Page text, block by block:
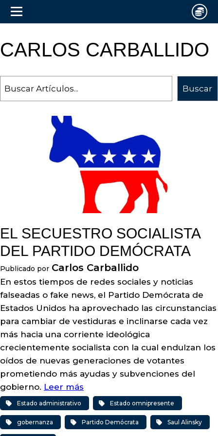
CARLOS CARBALLIDO
Buscar
EL SECUESTRO SOCIALISTA
DEL PARTIDO DEMÓCRATA
Publicado por Carlos Carballido
En estos tiempos de redes sociales y noticias
falseadas o fake news, el Partido Demócrata de
Estados Unidos ha aprovechado las circunstancias
para cambiar de vestiduras e inclinarse cada vez
más hacia una corriente ideológica
crecientemente socialista con la cual endulzan los
oídos de nuevas generaciones de votantes
prometiendo más ayudas y subvenciones del
gobierno. Leer más
Estado administrativo Estado omnipresente
gobernanza Partido Demócrata Saul Alinsky